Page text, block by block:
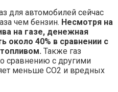
для автомобилей сейчас
чем бензин. Несмотря на
на газе, денежная
около 40% в сравнении с
Также газ
сравнению с другими
меньше CO2 и вредных